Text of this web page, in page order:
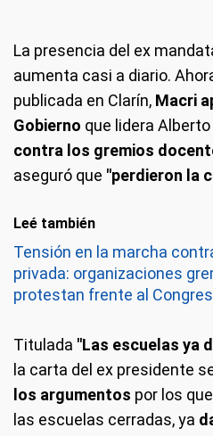
La presencia del ex
aumenta casi a diario.
publicada en Clarín, Macri
Gobierno que lidera
contra los gremios
aseguró que "perdieron la
Leé también
Tensión en la marcha
privada: organizaciones
protestan frente al
Titulada "Las escuelas ya
la carta del ex presidente
los argumentos por los
las escuelas cerradas, ya